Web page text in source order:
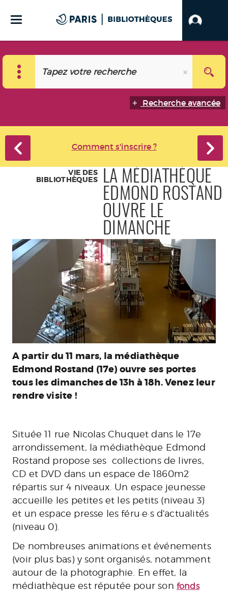
Recherche avancée
Comment s'inscrire ?
VIE DES
BIBLIOTHÈQUES
LA MÉDIATHÈQUE
EDMOND ROSTAND
OUVRE LE
DIMANCHE
A partir du 11 mars, la médiathèque
Edmond Rostand (17e) ouvre ses portes
tous les dimanches de 13h à 18h. Venez leur
rendre visite !
Située11 rue Nicolas Chuquet dans le 17e
arrondissement, la médiathèque Edmond
Rostand propose ses collections de livres,
CD et DVD dans un espace de 1860m2
répartis sur 4 niveaux. Un espace jeunesse
accueille les petites et les petits (niveau 3)
et un espace presse les féru·e·s d'actualités
(niveau 0).
De nombreuses animations et événements
(voir plus bas) y sont organisés, notamment
autour de la photographie. En effet, la
médiathèque est réputée pour son fonds